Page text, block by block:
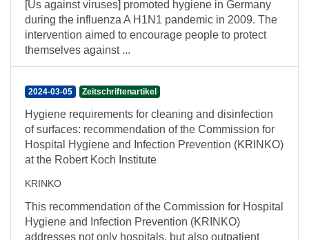
[Us against viruses] promoted hygiene in Germany
during the influenza A H1N1 pandemic in 2009. The
intervention aimed to encourage people to protect
themselves against ...
2024-03-05 Zeitschriftenartikel
Hygiene requirements for cleaning and disinfection
of surfaces: recommendation of the Commission for
Hospital Hygiene and Infection Prevention (KRINKO)
at the Robert Koch Institute
KRINKO
This recommendation of the Commission for Hospital
Hygiene and Infection Prevention (KRINKO)
addresses not only hospitals, but also outpatient